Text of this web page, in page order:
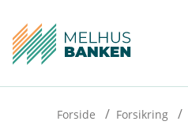
Forside Forsikring